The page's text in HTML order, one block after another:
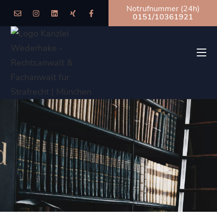
Notrufnummer (24h)
0151/10361921